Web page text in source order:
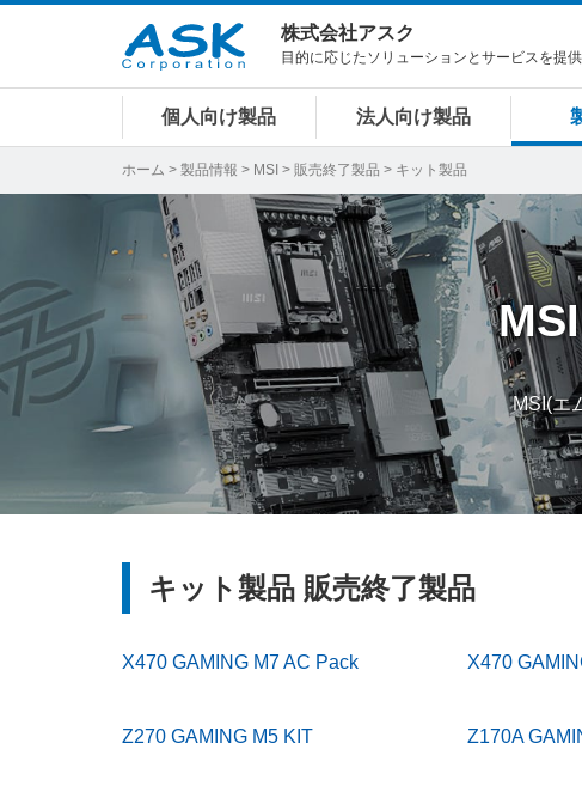
株式会社アスク
目的に応じたソリューションとサービスを提
個人向け製品 法人向け製品
ホーム > 製品情報 > MSI > 販売終了製品 > キット製品
MSI
MSI(エ
キット製品 販売終了製品
X470 GAMING M7 AC Pack X470
Z270 GAMING M5 KIT Z170A